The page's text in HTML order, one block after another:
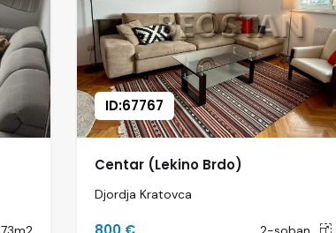
ID:67767
Centar (Lekino Brdo)
Djordja Kratovca